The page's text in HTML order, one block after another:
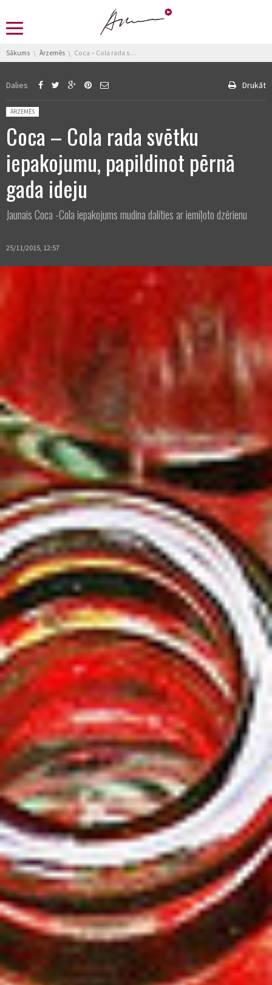
You are here:
Sākums Ārzemēs Coca – Cola rada svētku iepakojumu, papildinot pērnā gada ideju
Dalies Drukāt
Posted in:
ĀRZEMĒS
Coca – Cola rada svētku
iepakojumu, papildinot pērnā
gada ideju
Jaunais Coca -Cola iepakojums mudina dalīties ar iemīļoto dzērienu
25/11/2015, 12:57